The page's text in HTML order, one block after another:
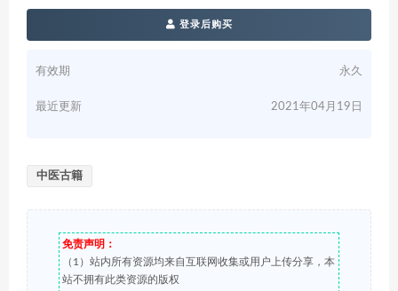
登录后购买
有效期 永久
最近更新 2021年04月19日
中医古籍
免责声明：
（1）站内所有资源均来自互联网收集或用户上传分享，本
站不拥有此类资源的版权